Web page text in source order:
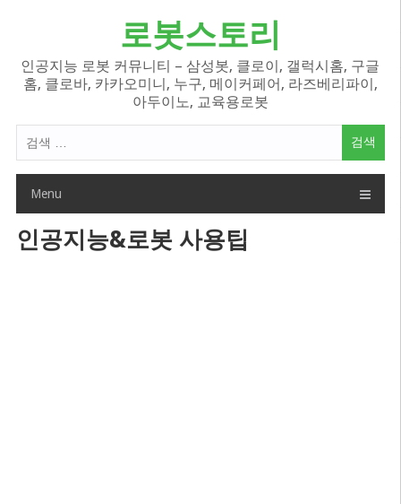
로봇스토리
인공지능 로봇 커뮤니티 – 삼성봇, 클로이, 갤럭시홈, 구글
홈, 클로바, 카카오미니, 누구, 메이커페어, 라즈베리파이,
아두이노, 교육용로봇
색
Menu
인공지능&로봇 사용팁